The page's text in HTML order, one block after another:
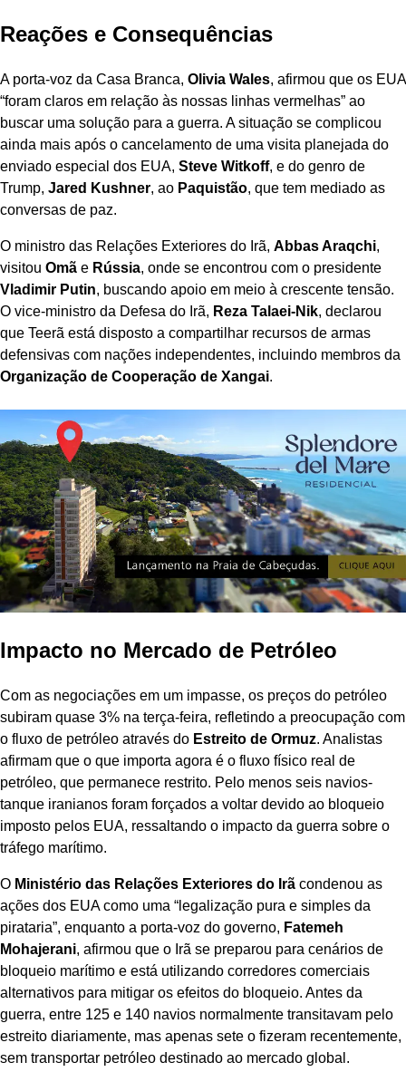
Reações e Consequências
A porta-voz da Casa Branca, Olivia Wales, afirmou que os EUA
“foram claros em relação às nossas linhas vermelhas” ao
buscar uma solução para a guerra. A situação se complicou
ainda mais após o cancelamento de uma visita planejada do
enviado especial dos EUA, Steve Witkoff, e do genro de
Trump, Jared Kushner, ao Paquistão, que tem mediado as
conversas de paz.
O ministro das Relações Exteriores do Irã, Abbas Araqchi,
visitou Omã e Rússia, onde se encontrou com o presidente
Vladimir Putin, buscando apoio em meio à crescente tensão.
O vice-ministro da Defesa do Irã, Reza Talaei-Nik, declarou
que Teerã está disposto a compartilhar recursos de armas
defensivas com nações independentes, incluindo membros da
Organização de Cooperação de Xangai.
Impacto no Mercado de Petróleo
Com as negociações em um impasse, os preços do petróleo
subiram quase 3% na terça-feira, refletindo a preocupação com
o fluxo de petróleo através do Estreito de Ormuz. Analistas
afirmam que o que importa agora é o fluxo físico real de
petróleo, que permanece restrito. Pelo menos seis navios-
tanque iranianos foram forçados a voltar devido ao bloqueio
imposto pelos EUA, ressaltando o impacto da guerra sobre o
tráfego marítimo.
O Ministério das Relações Exteriores do Irã condenou as
ações dos EUA como uma “legalização pura e simples da
pirataria”, enquanto a porta-voz do governo, Fatemeh
Mohajerani, afirmou que o Irã se preparou para cenários de
bloqueio marítimo e está utilizando corredores comerciais
alternativos para mitigar os efeitos do bloqueio. Antes da
guerra, entre 125 e 140 navios normalmente transitavam pelo
estreito diariamente, mas apenas sete o fizeram recentemente,
sem transportar petróleo destinado ao mercado global.